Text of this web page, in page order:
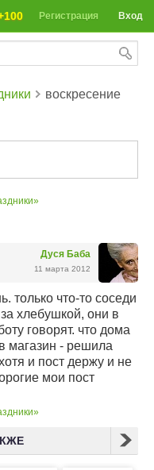
Вход
Регистрация
воскресение
Дуся Баба
11 марта 2012
только что-то соседи
хлебушкой, они в
говорят. что дома
магазин - решила
и пост держу и не
мои пост